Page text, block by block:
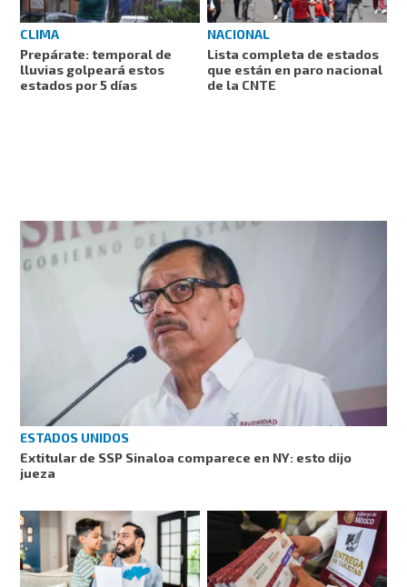
CLIMA
Prepárate: temporal de
lluvias golpeará estos
estados por 5 días
NACIONAL
Lista completa de estados
que están en paro nacional
de la CNTE
ESTADOS UNIDOS
Extitular de SSP Sinaloa comparece en NY: esto dijo
jueza